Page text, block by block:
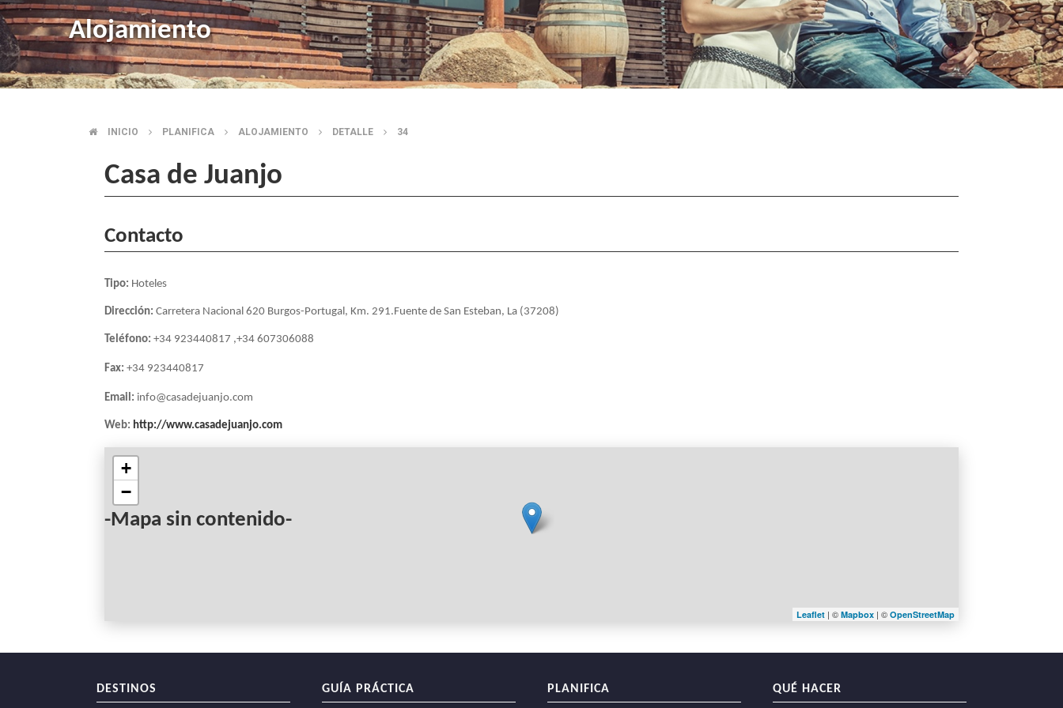
Alojamiento
SOBRESCRIBIR
ENLACES
DE
A
LA
NAVEGACIÓN
INICIO PLANIFICA ALOJAMIENTO DETALLE 34
Casa de Juanjo
Contacto
Tipo: Hoteles
Dirección: Carretera Nacional 620 Burgos-Portugal, Km. 291.Fuente de San Esteban, La (37208)
Teléfono: +34 923440817 ,+34 607306088
Fax: +34 923440817
Email: info@casadejuanjo.com
Web: http://www.casadejuanjo.com
-Mapa sin contenido-
+
−
Leaflet | © Mapbox | © OpenStreetMap
DESTINOS GUÍA PRÁCTICA PLANIFICA QUÉ HACER